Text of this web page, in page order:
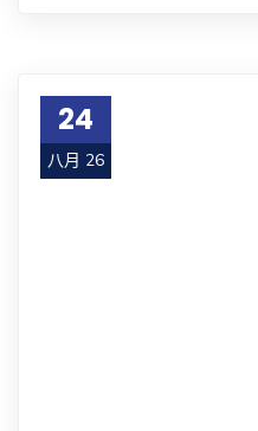
24
八月 26